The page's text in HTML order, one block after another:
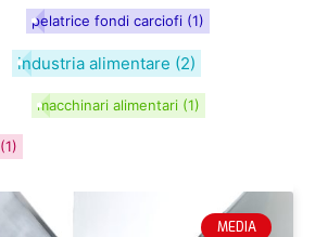
MEDIA
pelatrice fondi carciofi (1)
industria alimentare (2)
macchinari alimentari (1)
(1)